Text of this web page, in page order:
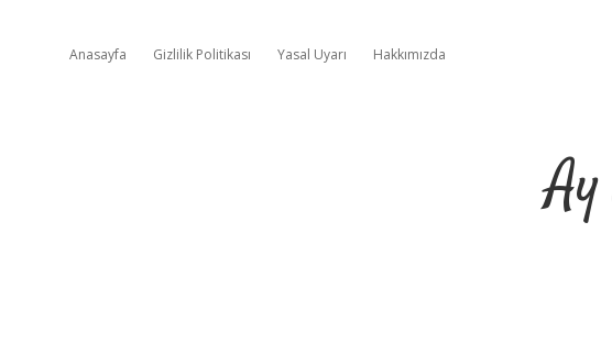
Anasayfa Gizlilik Politikası Yasal Uyarı Hakkımızda